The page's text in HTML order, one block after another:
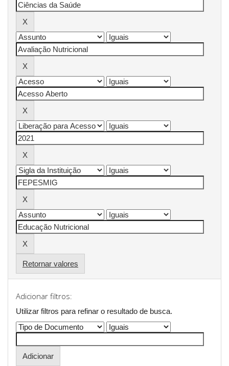
Retornar valores
Adicionar filtros:
Utilizar filtros para refinar o resultado de busca.